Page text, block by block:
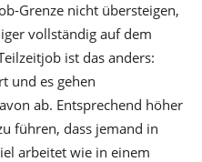
Grenze nicht übersteigen,
vollständig auf dem
ist das anders:
und es gehen
ab. Entsprechend höher
führen, dass jemand in
arbeitet wie in einem